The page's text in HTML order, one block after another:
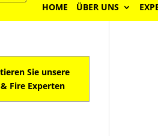
HOME ÜBER UNS
Sie unsere
Fire Experten